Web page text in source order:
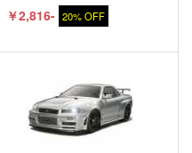
￥2,816- 20% OFF